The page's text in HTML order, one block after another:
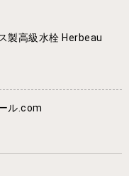
製高級水栓 Herbeau
ル.com